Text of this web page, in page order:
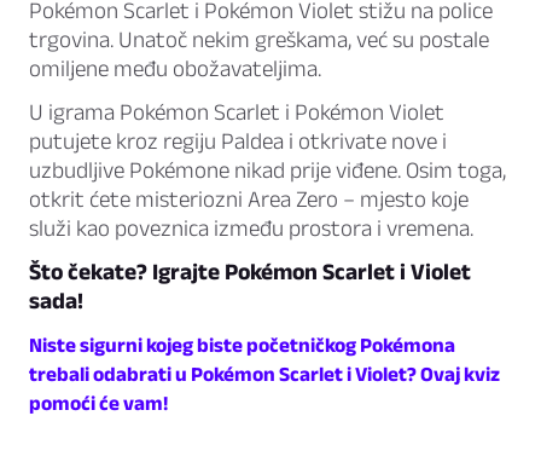
Pokémon Scarlet i Pokémon Violet stižu na police
trgovina. Unatoč nekim greškama, već su postale
omiljene među obožavateljima.
U igrama Pokémon Scarlet i Pokémon Violet
putujete kroz regiju Paldea i otkrivate nove i
uzbudljive Pokémone nikad prije viđene. Osim toga,
otkrit ćete misteriozni Area Zero – mjesto koje
služi kao poveznica između prostora i vremena.
Što čekate? Igrajte Pokémon Scarlet i Violet
sada!
Niste sigurni kojeg biste početničkog Pokémona
trebali odabrati u Pokémon Scarlet i Violet? Ovaj kviz
pomoći će vam!